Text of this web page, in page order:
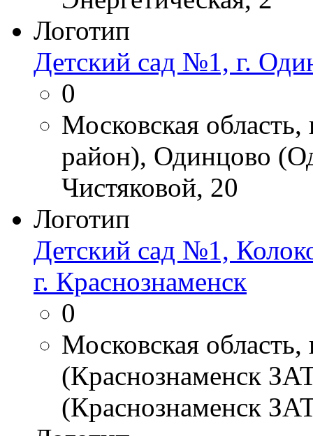
Логотип
Детский сад №1, г.
0
Московская
район), Одинцово
Чистяковой, 20
Логотип
Детский сад №1,
г. Краснознаменск
0
Московская
(Краснознаменск
(Краснознаменск